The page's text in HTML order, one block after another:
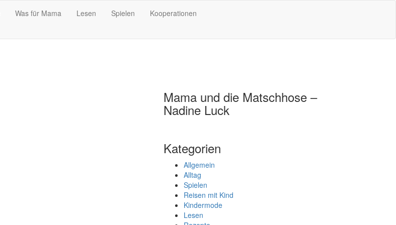
Was für Mama Lesen Spielen Kooperationen
Mama und die Matschhose –
Nadine Luck
Kategorien
Allgemein
Alltag
Spielen
Reisen mit Kind
Kindermode
Lesen